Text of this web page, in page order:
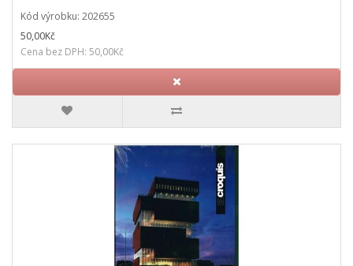
Kód výrobku: 202655
50,00Kč
Cena bez DPH: 50,00Kč